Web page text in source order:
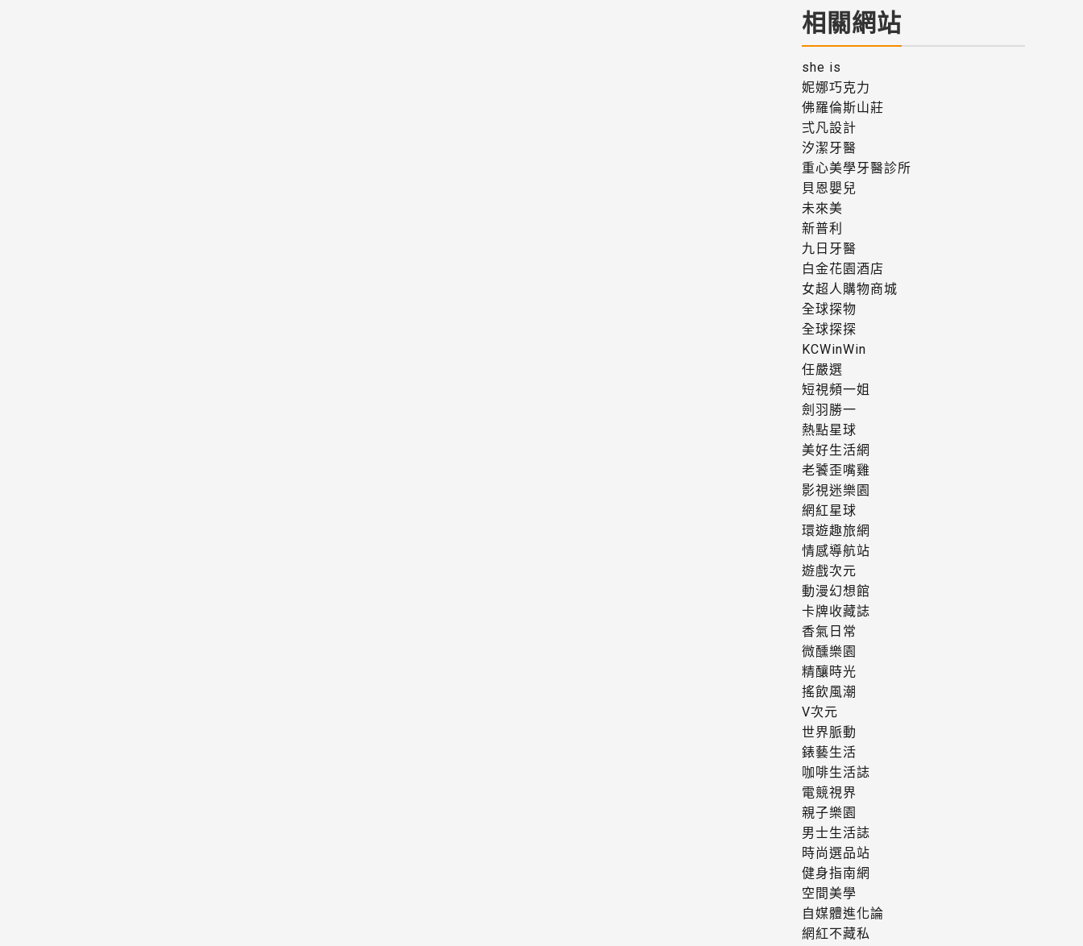
相關網站
she is
妮娜巧克力
佛羅倫斯山莊
弍凡設計
汐潔牙醫
重心美學牙醫診所
貝恩嬰兒
未來美
新普利
九日牙醫
白金花園酒店
女超人購物商城
全球探物
全球探探
KCWinWin
任嚴選
短視頻一姐
劍羽勝一
熱點星球
美好生活網
老饕歪嘴雞
影視迷樂園
網紅星球
環遊趣旅網
情感導航站
遊戲次元
動漫幻想館
卡牌收藏誌
香氣日常
微醺樂園
精釀時光
搖飲風潮
V次元
世界脈動
錶藝生活
咖啡生活誌
電競視界
親子樂園
男士生活誌
時尚選品站
健身指南網
空間美學
自媒體進化論
網紅不藏私